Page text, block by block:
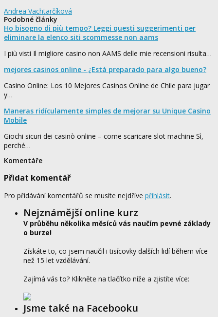
Andrea Vachtarčíková
Podobné články
Ho bisogno di più tempo? Leggi questi suggerimenti per
eliminare la elenco siti scommesse non aams
I più visti Il migliore casino non AAMS delle mie recensioni risulta…
mejores casinos online - ¿Está preparado para algo bueno?
Casino Online: Los 10 Mejores Casinos Online de Chile para jugar
y…
Maneras ridículamente simples de mejorar su Unique Casino
Mobile
Giochi sicuri dei casinò online – come scaricare slot machine Sì,
perché…
Komentáře
Přidat komentář
Pro přidávání komentářů se musíte nejdříve přihlásit.
Nejznámější online kurz
V průběhu několika měsíců vás naučím pevné základy
o burze!
Získáte to, co jsem naučil i tisícovky dalších lidí během více
než 15 let vzdělávání.
Zajímá vás to? Klikněte na tlačítko níže a zjistíte více:
Jsme také na Facebooku